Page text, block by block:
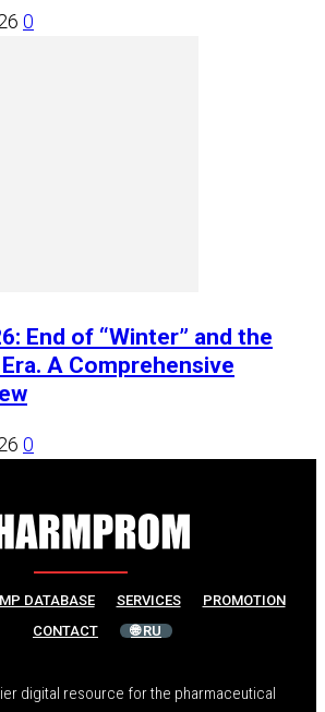
0
End of “Winter” and the
A Comprehensive
0
DATABASE SERVICES
PROMOTION
CONTACT
🌐 RU
digital resource for the pharmaceutical